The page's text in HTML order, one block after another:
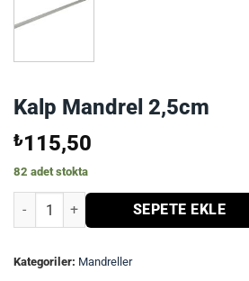
Kalp Mandrel 2,5cm
₺115,50
82 adet stokta
Kalp Mandrel 2,5cm adet
SEPETE EKLE
Kategoriler: Mandreller